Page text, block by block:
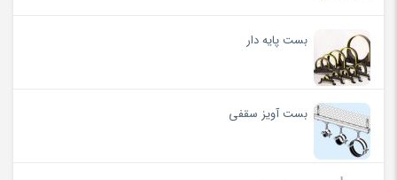
بست پایه دار
بست آویز سقفی